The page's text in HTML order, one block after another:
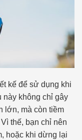
kế để sử dụng khi
này không chỉ gây
lớn, mà còn tiềm
thế, bạn chỉ nên
hoặc khi dừng lại